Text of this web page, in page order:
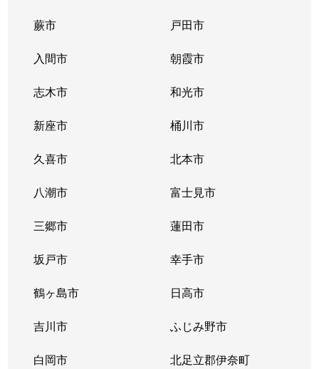
蕨市 戸田市
入間市 朝霞市
志木市 和光市
新座市 桶川市
久喜市 北本市
八潮市 富士見市
三郷市 蓮田市
坂戸市 幸手市
鶴ヶ島市 日高市
吉川市 ふじみ野市
白岡市 北足立郡伊奈町